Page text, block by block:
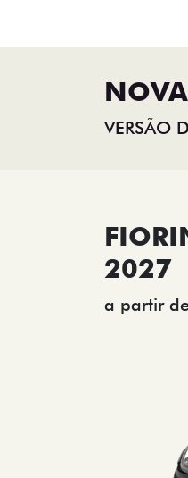
VERSÃO
2027
a partir